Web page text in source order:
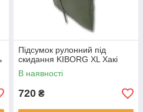
Підсумок рулонний під
скидання KIBORG XL Хакі
В наявності
720 ₴